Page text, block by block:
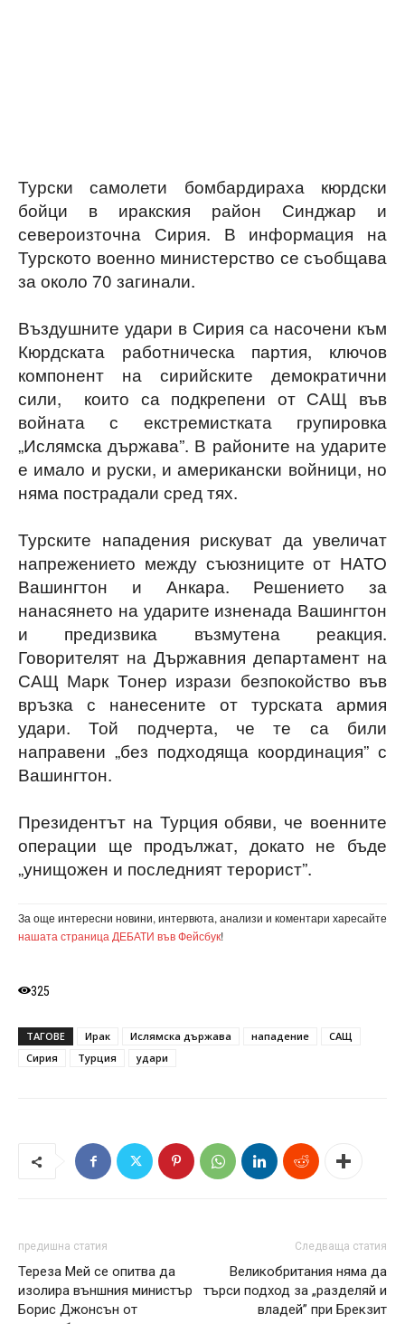
Турски самолети бомбардираха кюрдски
бойци в иракския район Синджар и
североизточна Сирия. В информация на
Турското военно министерство се съобщава
за около 70 загинали.
Въздушните удари в Сирия са насочени към
Кюрдската работническа партия, ключов
компонент на сирийските демократични
сили, които са подкрепени от САЩ във
войната с екстремистката групировка
„Ислямска държава”. В районите на ударите
е имало и руски, и американски войници, но
няма пострадали сред тях.
Турските нападения рискуват да увеличат
напрежението между съюзниците от НАТО
Вашингтон и Анкара. Решението за
нанасянето на ударите изненада Вашингтон
и предизвика възмутена реакция.
Говорителят на Държавния департамент на
САЩ Марк Тонер изрази безпокойство във
връзка с нанесените от турската армия
удари. Той подчерта, че те са били
направени „без подходяща координация” с
Вашингтон.
Президентът на Турция обяви, че военните
операции ще продължат, докато не бъде
„унищожен и последният терорист”.
За още интересни новини, интервюта, анализи и коментари харесайте
нашата страница ДЕБАТИ във Фейсбук!
325
ТАГОВЕ Ирак Ислямска държава нападение
САЩ
Сирия
Турция удари
предишна статия
Тереза Мей се опитва да
изолира външния министър
Борис Джонсън от
Следваща статия
Великобритания няма да
търси подход за „разделяй и
владей” при Брекзит